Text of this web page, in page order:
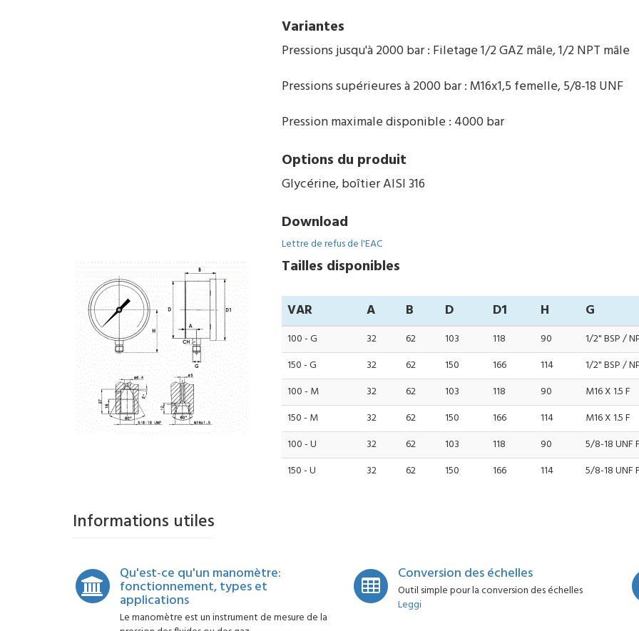
Variantes
Pressions jusqu'à 2000 bar : Filetage 1/2 GAZ mâle, 1/2 NPT mâle
Pressions supérieures à 2000 bar : M16x1,5 femelle, 5/8-18 UNF
Pression maximale disponible : 4000 bar
Options du produit
Glycérine, boîtier AISI 316
Download
Lettre de refus de l'EAC
Tailles disponibles
VAR A B D D1 H G
100 - G 32 62 103 118 90 1/2" BSP /
150 - G
32 62 150 166 114 1/2" BSP /
100 - M
32 62 103 118 90 M16 X 1.5 F
150 - M
32 62 150 166 114 M16 X 1.5 F
100 - U
32 62 103 118 90 5/8-18 UNF F
150 - U
32 62 150 166 114 5/8-18 UNF F
Informations utiles
Qu'est-ce qu'un manomètre:
fonctionnement, types et
applications
Le manomètre est un instrument de mesure de la
Conversion des échelles
Outil simple pour la conversion des échelles
Leggi